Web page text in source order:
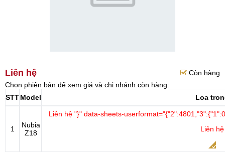
Liên hệ
Còn hàng
Chọn phiên bản để xem giá và chi nhánh còn hàng:
STTModel Loa
1
Nubia
Z18
Liên hệ "}" data-sheets-
Liên hệ